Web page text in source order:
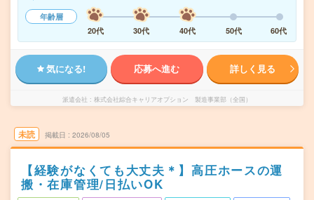
年齢層
20代
30代 40代 50代 60代
気になる! 応募へ進む 詳しく見る
派遣会社 株式会社綜合キャリアオプション 製造事業部（全国）
未読 掲載日 2026/08/05
【経験がなくても大丈夫＊】高圧ホースの運
搬・在庫管理/日払いOK